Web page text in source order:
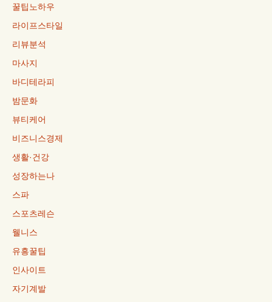
꿀팁노하우
라이프스타일
리뷰분석
마사지
바디테라피
밤문화
뷰티케어
비즈니스경제
생활·건강
성장하는나
스파
스포츠레슨
웰니스
유흥꿀팁
인사이트
자기계발